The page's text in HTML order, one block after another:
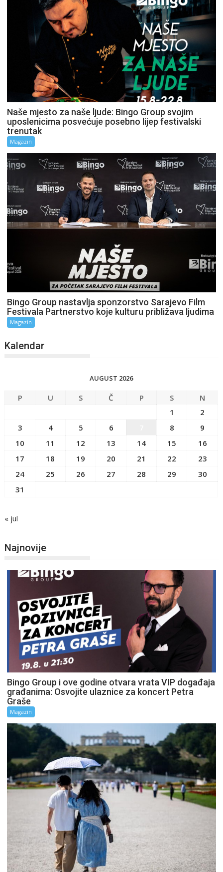
Naše mjesto za naše ljude: Bingo Group svojim
uposlenicima posvećuje posebno lijep festivalski
trenutak
Magazin
Bingo Group nastavlja sponzorstvo Sarajevo Film
Festivala Partnerstvo koje kulturu približava ljudima
Magazin
Kalendar
AUGUST 2026
P U S Č P S
N
1
2
3
4 5 6 8
9
10
11 12 13 14 15
16
17
18 19 20 21 22
23
24
25 26 27 28 29
30
31
« jul
Najnovije
Bingo Group i ove godine otvara vrata VIP događaja
građanima: Osvojite ulaznice za koncert Petra
Graše
Magazin